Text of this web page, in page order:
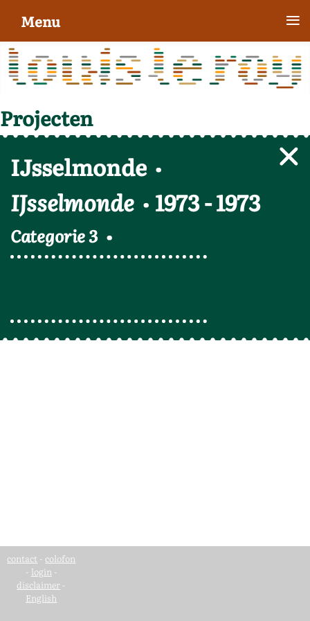
Projecten
IJsselmonde
IJsselmonde
1973-1973
Categorie 3
contact - colofon
- login -
disclaimer -
English
Menu ≡